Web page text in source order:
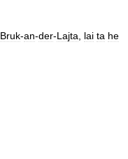
Bruk-an-der-Lajta lai ta he